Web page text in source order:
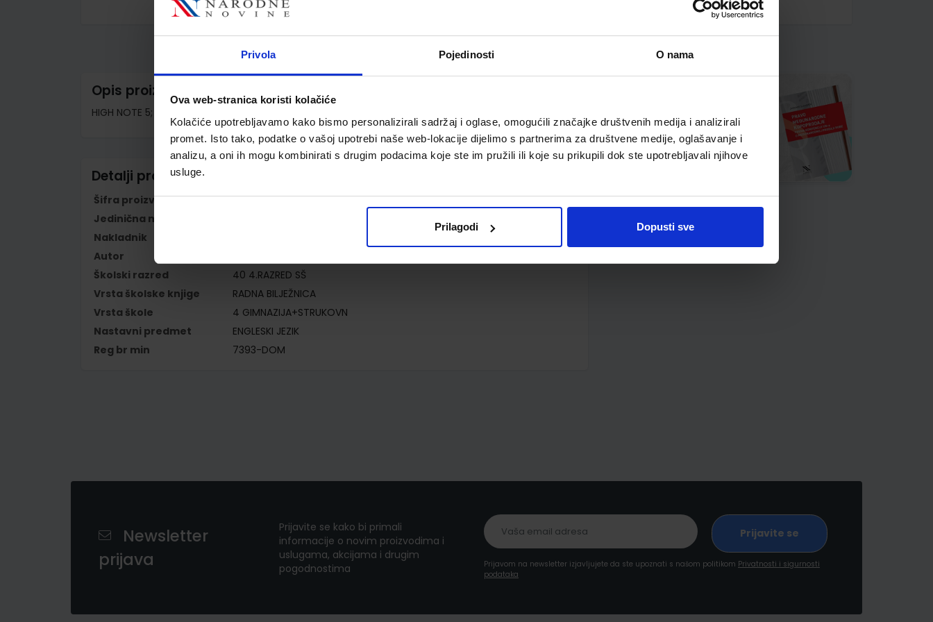
Privola Pojedinosti O nama
Ova web-stranica koristi kolačiće
Kolačiće upotrebljavamo kako bismo personalizirali sadržaj i oglase, omogućili značajke društvenih medija i analizirali
promet. Isto tako, podatke o vašoj upotrebi naše web-lokacije dijelimo s partnerima za društvene medije, oglašavanje i
analizu, a oni ih mogu kombinirati s drugim podacima koje ste im pružili ili koje su prikupili dok ste upotrebljavali njihove
usluge.
Prilagodi Dopusti sve
gallery
Opis proizvoda
HIGH NOTE 5; radna bilježnica
Detalji proizvoda
Šifra proizvoda
569237
Jedinična mjera
Nakladnik
Autor
Školski razred
40 4.RAZRED SŠ
Vrsta školske knjige
RADNA BILJEŽNICA
Vrsta škole
4 GIMNAZIJA+STRUKOVN
Nastavni predmet
ENGLESKI JEZIK
Reg br min
7393-DOM
Newsletter
prijava
Prijavite se kako bi primali
informacije o novim proizvodima i
uslugama, akcijama i drugim
pogodnostima
Prijavom na newsletter izjavljujete da ste upoznati s našom politikom Privatnosti i sigurnosti
podataka